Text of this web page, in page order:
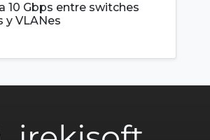
10 Gbps entre switches
y VLANes